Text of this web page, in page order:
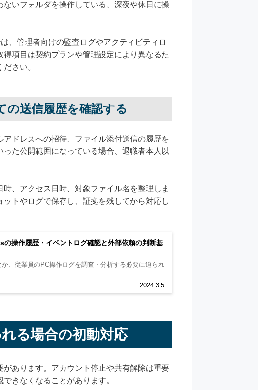
いフォルダを操作している、深夜や休日に操
、管理者向けの監査ログやアクティビティロ
項目は契約プランや管理設定により異なるた
さい。
の送信履歴を確認する
ドレスへの招待、ファイル添付送信の履歴を
た公開範囲になっている場合、退職者本人以
、アクセス日時、対象ファイル名を整理しま
トやログで保存し、証拠を残してから対応し
の操作履歴・イベントログ確認と外部依頼の判断基
2024.3.5
、従業員のPC操作ログを調査・分析する必要に迫られ
る場合の初動対応
あります。アカウント停止や共有解除は重要
きなくなることがあります。